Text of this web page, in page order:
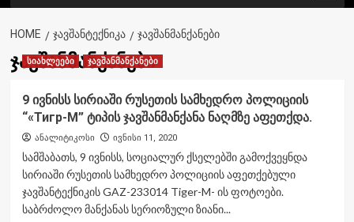
HOME ᲯᲐᲕᲨᲐᲜᲢᲔᲥᲜᲘᲙᲐ ᲯᲐᲕᲨᲐᲜᲛᲐᲜᲥᲐᲜᲔᲑᲘ
ჯავშანმანქანები
სიახლეები ჯავშანმანქანები
9 ივნისს სირიაში რუსეთის სამხედრო პოლიციის
“«Тигр-М” ტიპის ჯავშანმანქანა ნაღმზე აფეთქდა.
ანალიტიკოსი ივნისი 11, 2020
სამშაბათს, 9 ივნისს, სოციალურ ქსელებში გამოქვეყნდა
სირიაში რუსეთის სამხედრო პოლიციის აფეთქებული
ჯავშანტექნიკის GAZ-233014 Tiger-M- ის ფოტოები.
საბრძოლო მანქანას სერიოზული ზიანი...